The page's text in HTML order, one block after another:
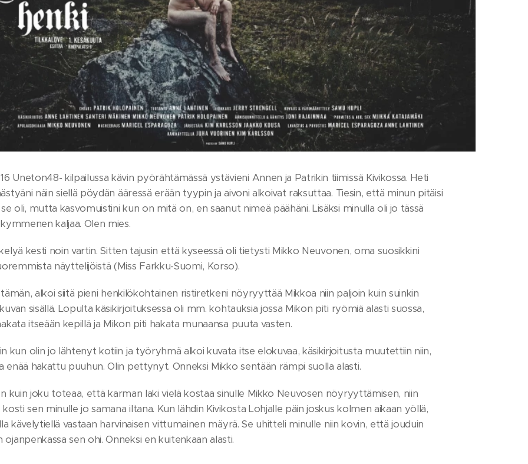
Uneton48- kilpailussa kävin pyörähtämässä ystävieni Annen ja Patrikin tiimissä Kivikossa. Heti
näin siellä pöydän ääressä erään tyypin ja aivoni alkoivat raksuttaa. Tiesin, että minun pitäisi
oli, mutta kasvomuistini kun on mitä on, en saanut nimeä päähäni. Lisäksi minulla oli jo tässä
kaljaa. Olen mies.
kesti noin vartin. Sitten tajusin että kyseessä oli tietysti Mikko Neuvonen, oma suosikkini
näyttelijöistä (Miss Farkku-Suomi, Korso).
alkoi siitä pieni henkilökohtainen ristiretkeni nöyryyttää Mikkoa niin paljoin kuin suinkin
sisällä. Lopulta käsikirjoituksessa oli mm. kohtauksia jossa Mikon piti ryömiä alasti suossa,
itseään kepillä ja Mikon piti hakata munaansa puuta vasten.
kun olin jo lähtenyt kotiin ja työryhmä alkoi kuvata itse elokuvaa, käsikirjoitusta muutettiin niin,
enää hakattu puuhun. Olin pettynyt. Onneksi Mikko sentään rämpi suolla alasti.
kuin joku toteaa, että karman laki vielä kostaa sinulle Mikko Neuvosen nöyryyttämisen, niin
sen minulle jo samana iltana. Kun lähdin Kivikosta Lohjalle päin joskus kolmen aikaan yöllä,
kävelytiellä vastaan harvinaisen vittumainen mäyrä. Se uhitteli minulle niin kovin, että jouduin
ojanpenkassa sen ohi. Onneksi en kuitenkaan alasti.